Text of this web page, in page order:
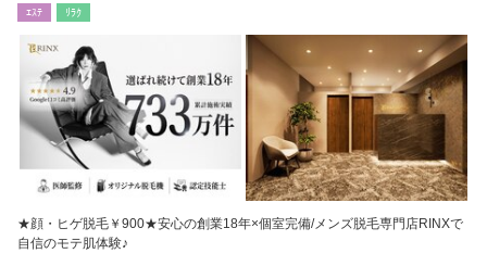
ｴｽﾃ ﾘﾗｸ
★顔・ヒゲ脱毛￥900★安心の創業18年×個室完備/メンズ脱毛専門店RINXで
自信のモテ肌体験♪